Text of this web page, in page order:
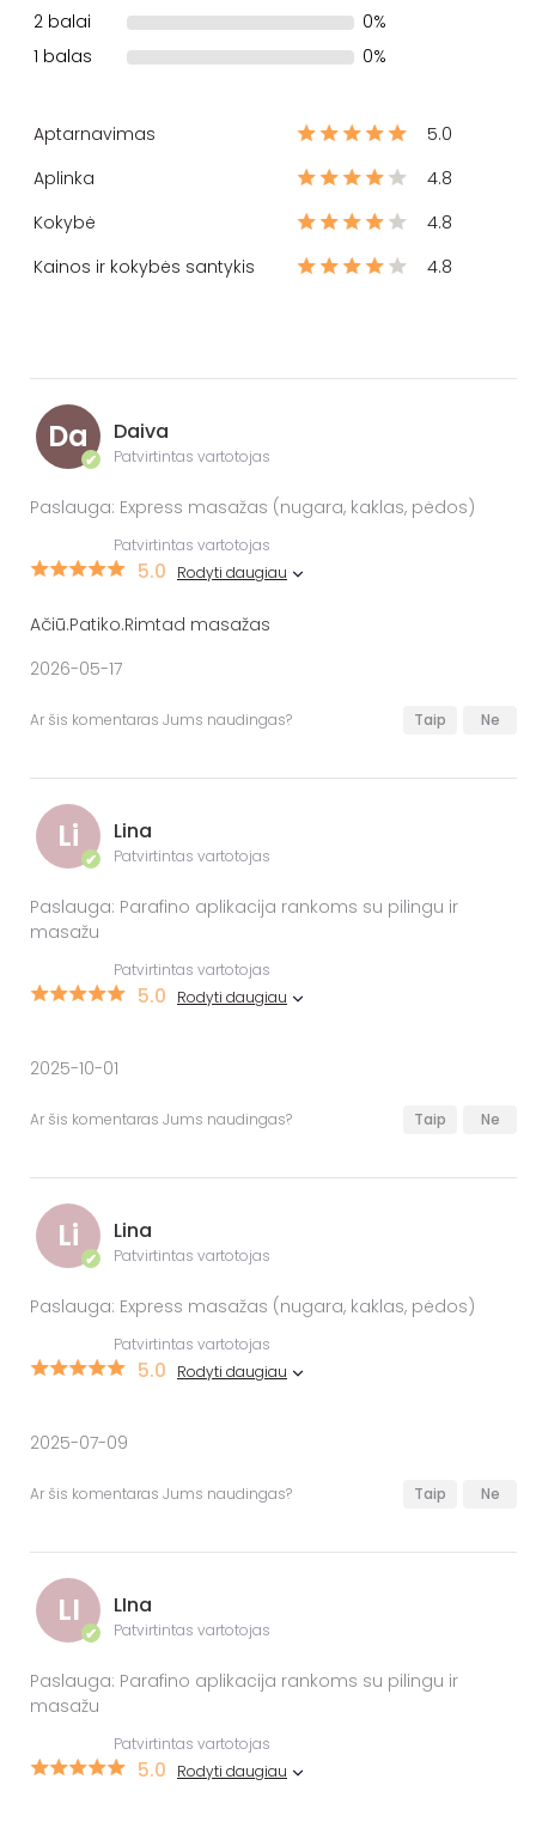
2 balai
0%
1 balas
0%
Aptarnavimas
5.0
Aplinka
4.8
Kokybė
4.8
Kainos ir kokybės santykis
4.8
Da
✔
Daiva
Patvirtintas vartotojas
Paslauga: Express masažas (nugara, kaklas, pėdos)
Patvirtintas vartotojas
5.0 Rodyti daugiau
Ačiū.Patiko.Rimtad masažas
2026-05-17
Ar šis komentaras Jums naudingas? Taip Ne
Li
✔
Lina
Patvirtintas vartotojas
Paslauga: Parafino aplikacija rankoms su pilingu ir
masažu
Patvirtintas vartotojas
5.0 Rodyti daugiau
2025-10-01
Ar šis komentaras Jums naudingas? Taip Ne
Li
✔
Lina
Patvirtintas vartotojas
Paslauga: Express masažas (nugara, kaklas, pėdos)
Patvirtintas vartotojas
5.0 Rodyti daugiau
2025-07-09
Ar šis komentaras Jums naudingas? Taip Ne
LI
✔
LIna
Patvirtintas vartotojas
Paslauga: Parafino aplikacija rankoms su pilingu ir
masažu
Patvirtintas vartotojas
5.0 Rodyti daugiau